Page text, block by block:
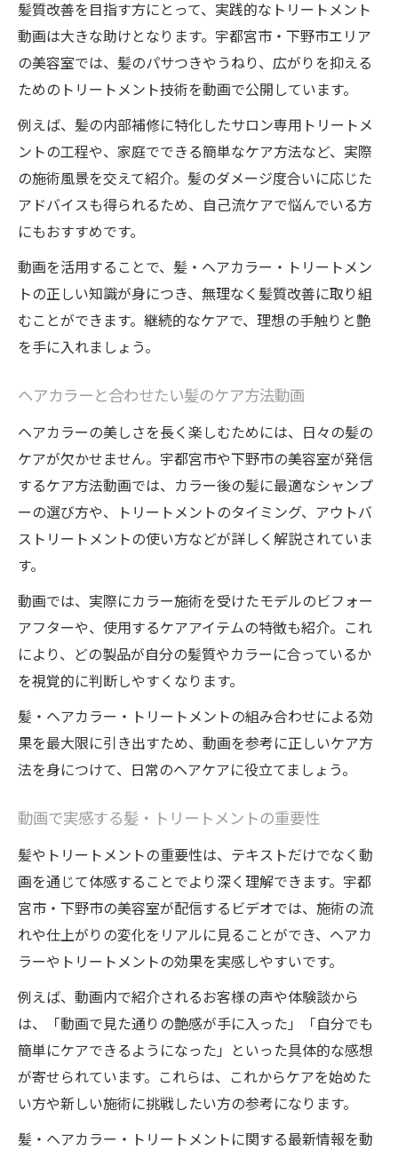
髪質改善を目指す方にとって、実践的なトリートメント
動画は大きな助けとなります。宇都宮市・下野市エリア
の美容室では、髪のパサつきやうねり、広がりを抑える
ためのトリートメント技術を動画で公開しています。
例えば、髪の内部補修に特化したサロン専用トリートメ
ントの工程や、家庭でできる簡単なケア方法など、実際
の施術風景を交えて紹介。髪のダメージ度合いに応じた
アドバイスも得られるため、自己流ケアで悩んでいる方
にもおすすめです。
動画を活用することで、髪・ヘアカラー・トリートメン
トの正しい知識が身につき、無理なく髪質改善に取り組
むことができます。継続的なケアで、理想の手触りと艶
を手に入れましょう。
ヘアカラーと合わせたい髪のケア方法動画
ヘアカラーの美しさを長く楽しむためには、日々の髪の
ケアが欠かせません。宇都宮市や下野市の美容室が発信
するケア方法動画では、カラー後の髪に最適なシャンプ
ーの選び方や、トリートメントのタイミング、アウトバ
ストリートメントの使い方などが詳しく解説されていま
す。
動画では、実際にカラー施術を受けたモデルのビフォー
アフターや、使用するケアアイテムの特徴も紹介。これ
により、どの製品が自分の髪質やカラーに合っているか
を視覚的に判断しやすくなります。
髪・ヘアカラー・トリートメントの組み合わせによる効
果を最大限に引き出すため、動画を参考に正しいケア方
法を身につけて、日常のヘアケアに役立てましょう。
動画で実感する髪・トリートメントの重要性
髪やトリートメントの重要性は、テキストだけでなく動
画を通じて体感することでより深く理解できます。宇都
宮市・下野市の美容室が配信するビデオでは、施術の流
れや仕上がりの変化をリアルに見ることができ、ヘアカ
ラーやトリートメントの効果を実感しやすいです。
例えば、動画内で紹介されるお客様の声や体験談から
は、「動画で見た通りの艶感が手に入った」「自分でも
簡単にケアできるようになった」といった具体的な感想
が寄せられています。これらは、これからケアを始めた
い方や新しい施術に挑戦したい方の参考になります。
髪・ヘアカラー・トリートメントに関する最新情報を動